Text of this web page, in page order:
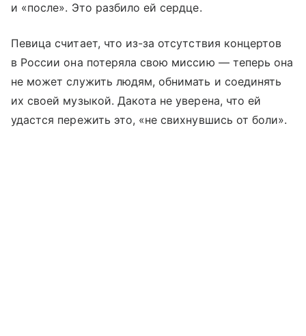
и «после». Это разбило ей сердце.
Певица считает, что из-за отсутствия концертов
в России она потеряла свою миссию — теперь она
не может служить людям, обнимать и соединять
их своей музыкой. Дакота не уверена, что ей
удастся пережить это, «не свихнувшись от боли».